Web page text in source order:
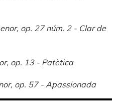
op. 27 núm. 2 - Clar de
op. 13 - Patètica
op. 57 - Apassionada